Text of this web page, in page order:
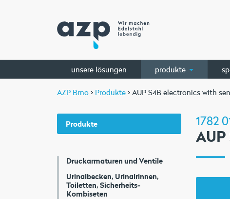
unsere lösungen produkte
AZP Brno > Produkte > AUP S4B electronics with
Produkte
Druckarmaturen und Ventile
Urinalbecken, Urinalrinnen,
Toiletten, Sicherheits-
Kombiseten
1782